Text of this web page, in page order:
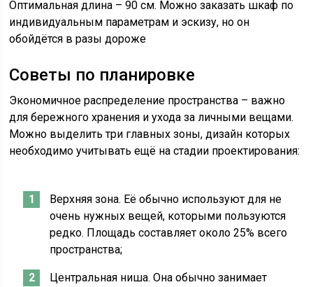
Оптимальная длина – 90 см. Можно заказать шкаф по
индивидуальным параметрам и эскизу, но он
обойдётся в разы дороже
Советы по планировке
Экономичное распределение пространства – важно
для бережного хранения и ухода за личными вещами.
Можно выделить три главных зоны, дизайн которых
необходимо учитывать ещё на стадии проектирования:
Верхняя зона. Её обычно используют для не
очень нужных вещей, которыми пользуются
редко. Площадь составляет около 25% всего
пространства;
Центральная ниша. Она обычно занимает